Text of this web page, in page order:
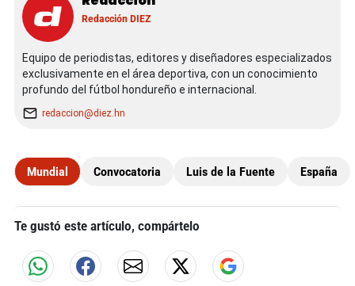
Redacción DIEZ
Equipo de periodistas, editores y diseñadores especializados
exclusivamente en el área deportiva, con un conocimiento
profundo del fútbol hondureño e internacional.
redaccion@diez.hn
Mundial Convocatoria Luis de la Fuente España
Te gustó este artículo, compártelo